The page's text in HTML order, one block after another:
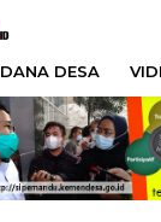
DANA DESA